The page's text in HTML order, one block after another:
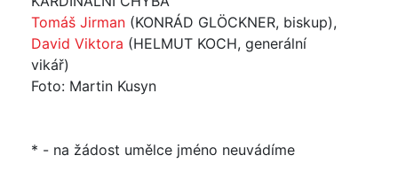
Tomáš Jirman (KONRÁD GLÖCKNER, biskup),
David Viktora (HELMUT KOCH, generální
vikář)
Foto: Martin Kusyn
* - na žádost umělce jméno neuvádíme